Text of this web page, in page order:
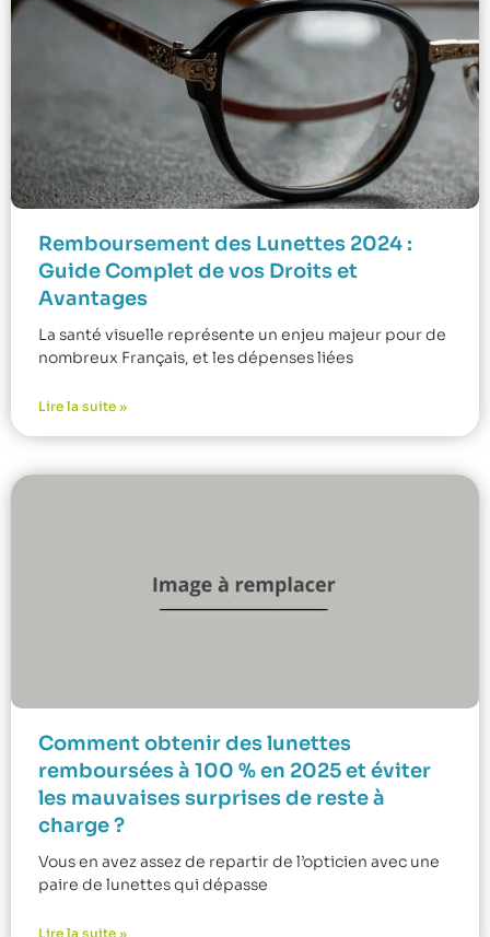
Remboursement des Lunettes 2024 :
Guide Complet de vos Droits et
Avantages
La santé visuelle représente un enjeu majeur pour de
nombreux Français, et les dépenses liées
Lire la suite »
Comment obtenir des lunettes
remboursées à 100 % en 2025 et éviter
les mauvaises surprises de reste à
charge ?
Vous en avez assez de repartir de l’opticien avec une
paire de lunettes qui dépasse
Lire la suite »